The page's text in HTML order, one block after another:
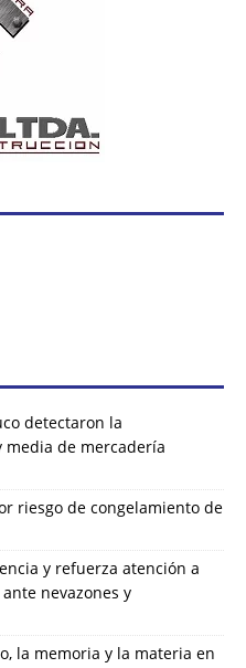
detectaron la
media de mercadería
riesgo de congelamiento de
y refuerza atención a
nevazones y
la memoria y la materia en